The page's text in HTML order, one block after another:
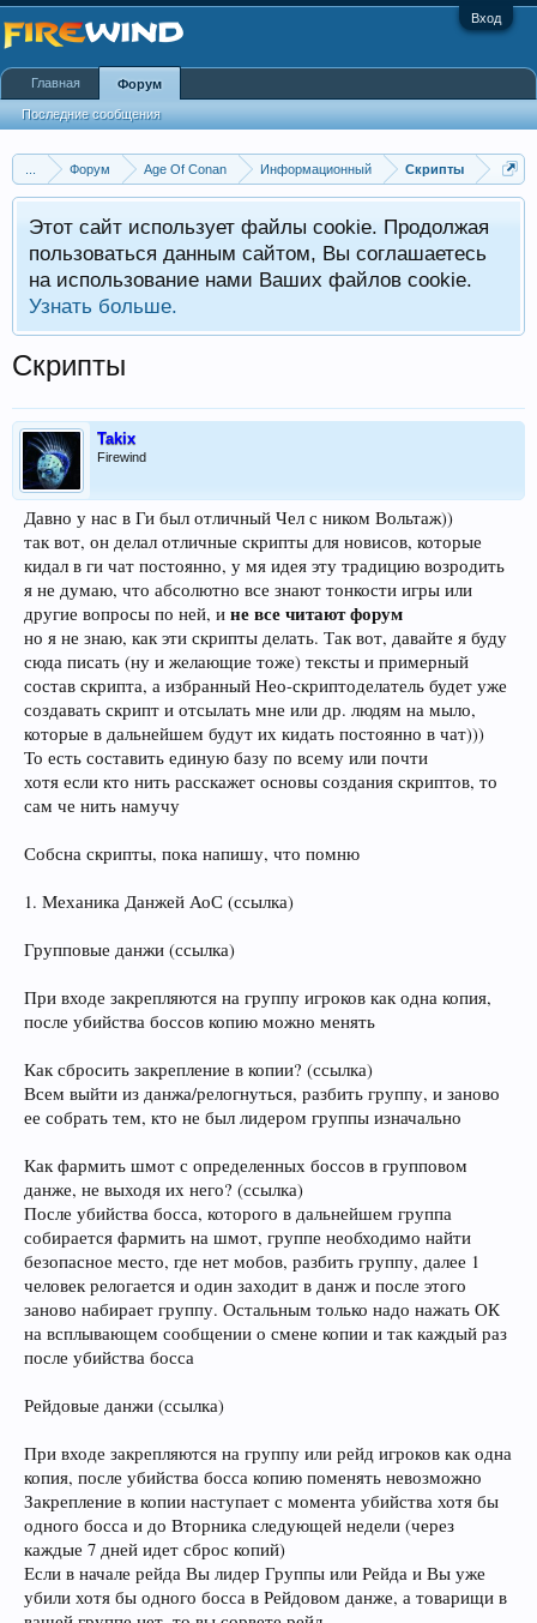
Вход
Форум Age Of Conan Информационный Скрипты
Этот сайт использует файлы cookie. Продолжая
пользоваться данным сайтом, Вы соглашаетесь
на использование нами Ваших файлов cookie.
Узнать больше.
Скрипты
Takix
Firewind
Давно у нас в Ги был отличный Чел с ником Вольтаж))
так вот, он делал отличные скрипты для новисов, которые
кидал в ги чат постоянно, у мя идея эту традицию возродить
я не думаю, что абсолютно все знают тонкости игры или
другие вопросы по ней, и не все читают форум
но я не знаю, как эти скрипты делать. Так вот, давайте я буду
сюда писать (ну и желающие тоже) тексты и примерный
состав скрипта, а избранный Нео-скриптоделатель будет уже
создавать скрипт и отсылать мне или др. людям на мыло,
которые в дальнейшем будут их кидать постоянно в чат)))
То есть составить единую базу по всему или почти
хотя если кто нить расскажет основы создания скриптов, то
сам че нить намучу
Собсна скрипты, пока напишу, что помню
1. Механика Данжей АоС (ссылка)
Групповые данжи (ссылка)
При входе закрепляются на группу игроков как одна копия,
после убийства боссов копию можно менять
Как сбросить закрепление в копии? (ссылка)
Всем выйти из данжа/релогнуться, разбить группу, и заново
ее собрать тем, кто не был лидером группы изначально
Как фармить шмот с определенных боссов в групповом
данже, не выходя их него? (ссылка)
После убийства босса, которого в дальнейшем группа
собирается фармить на шмот, группе необходимо найти
безопасное место, где нет мобов, разбить группу, далее 1
человек релогается и один заходит в данж и после этого
заново набирает группу. Остальным только надо нажать ОК
на всплывающем сообщении о смене копии и так каждый раз
после убийства босса
Рейдовые данжи (ссылка)
При входе закрепляются на группу или рейд игроков как одна
копия, после убийства босса копию поменять невозможно
Закрепление в копии наступает с момента убийства хотя бы
одного босса и до Вторника следующей недели (через
каждые 7 дней идет сброс копий)
Если в начале рейда Вы лидер Группы или Рейда и Вы уже
убили хотя бы одного босса в Рейдовом данже, а товарищи в
Главная Форум
Последние сообщения